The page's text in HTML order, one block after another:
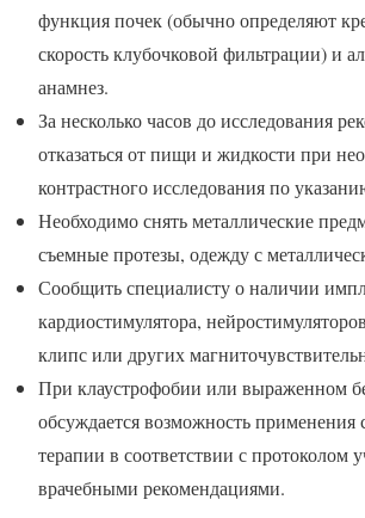
функция почек (обычно определяют
скорость клубочковой фильтрации) и
анамнез.
За несколько часов до исследования
отказаться от пищи и жидкости при
контрастного исследования по
Необходимо снять металлические
съемные протезы, одежду с
Сообщить специалисту о наличии
кардиостимулятора,
клипс или других
При клаустрофобии или выраженном
обсуждается возможность применения
терапии в соответствии с протоколом
врачебными рекомендациями.